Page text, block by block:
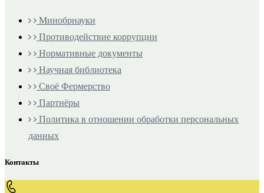
Минобрнауки
Противодействие коррупции
Нормативные документы
Научная библиотека
Своё Фермерство
Партнёры
Политика в отношении обработки персональных
данных
Контакты